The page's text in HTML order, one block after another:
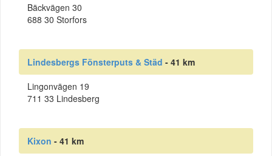
Bäckvägen 30
688 30 Storfors
Lindesbergs Fönsterputs & Städ - 41 km
Lingonvägen 19
711 33 Lindesberg
Kixon - 41 km